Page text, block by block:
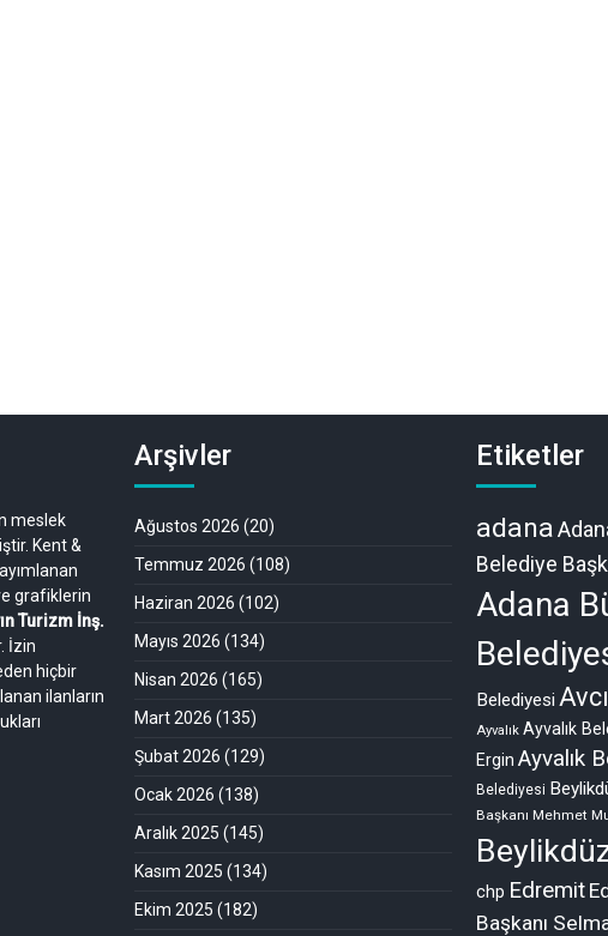
meslek
Kent &
grafiklerin
Turizm İnş.
İzin
hiçbir
ilanların
Arşivler
Ağustos 2026 (20)
Temmuz 2026 (108)
Haziran 2026 (102)
Mayıs 2026 (134)
Nisan 2026 (165)
Mart 2026 (135)
Şubat 2026 (129)
Ocak 2026 (138)
Aralık 2025 (145)
Kasım 2025 (134)
Ekim 2025 (182)
Etiketler
adana
Belediye
Adana
Belediyesi
Ayvalık Ayvalık
Ergin Ayvalık
Belediyesi
Başkanı Mehmet
chp Edremit
Başkanı